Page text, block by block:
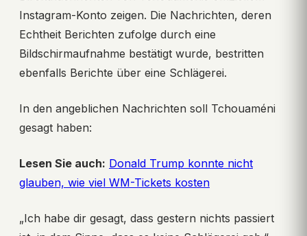
Instagram-Konto zeigen. Die Nachrichten, deren
Echtheit Berichten zufolge durch eine
Bildschirmaufnahme bestätigt wurde, bestritten
ebenfalls Berichte über eine Schlägerei.
In den angeblichen Nachrichten soll Tchouaméni
gesagt haben:
Lesen Sie auch: Donald Trump konnte nicht
glauben, wie viel WM-Tickets kosten
„Ich habe dir gesagt, dass gestern nichts passiert